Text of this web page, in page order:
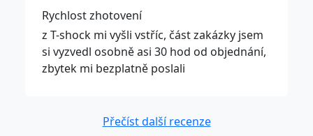
Rychlost zhotovení
z T-shock mi vyšli vstříc, část zakázky jsem
si vyzvedl osobně asi 30 hod od objednání,
zbytek mi bezplatně poslali
Přečíst další recenze